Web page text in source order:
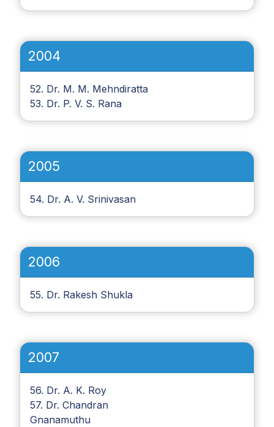
2004
52. Dr. M. M. Mehndiratta
53. Dr. P. V. S. Rana
2005
54. Dr. A. V. Srinivasan
2006
55. Dr. Rakesh Shukla
2007
56. Dr. A. K. Roy
57. Dr. Chandran
Gnanamuthu